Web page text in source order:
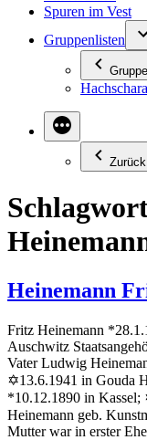
Spuren im Vest
Gruppenlisten
Hachschara
Zurück
Heinemann
Fritz Heinemann
Auschwitz
Vater Ludwig
✡13.6.1941 in Gouda
*10.12.1890 in
Heinemann geb.
Mutter war in erster